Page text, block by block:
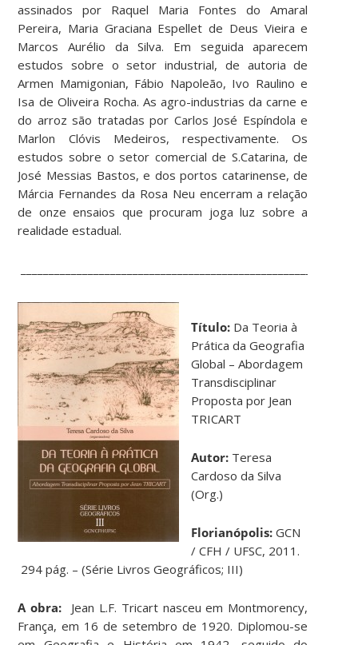
assinados por Raquel Maria Fontes do Amaral
Pereira, Maria Graciana Espellet de Deus Vieira e
Marcos Aurélio da Silva. Em seguida aparecem
estudos sobre o setor industrial, de autoria de
Armen Mamigonian, Fábio Napoleão, Ivo Raulino e
Isa de Oliveira Rocha. As agro-industrias da carne e
do arroz são tratadas por Carlos José Espíndola e
Marlon Clóvis Medeiros, respectivamente. Os
estudos sobre o setor comercial de S.Catarina, de
José Messias Bastos, e dos portos catarinense, de
Márcia Fernandes da Rosa Neu encerram a relação
de onze ensaios que procuram joga luz sobre a
realidade estadual.
Título: Da Teoria à
Prática da Geografia
Global – Abordagem
Transdisciplinar
Proposta por Jean
TRICART
Autor: Teresa
Cardoso da Silva
(Org.)
Florianópolis: GCN
/ CFH / UFSC, 2011.
294 pág. – (Série Livros Geográficos; III)
A obra: Jean L.F. Tricart nasceu em Montmorency,
França, em 16 de setembro de 1920. Diplomou-se